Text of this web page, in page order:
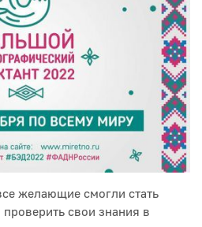
желающие смогли стать
свои знания в